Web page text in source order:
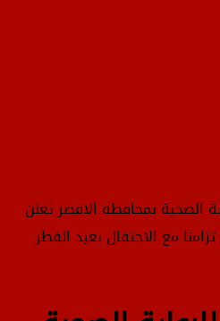
الصحية بمحافظه الاقصر تعلن
مع الاحتفال بعيد الفطر